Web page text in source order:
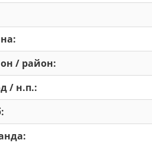
/ район:
/ н.п.: